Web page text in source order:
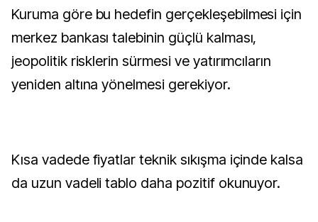
Kuruma göre bu hedefin gerçekleşebilmesi için
merkez bankası talebinin güçlü kalması,
jeopolitik risklerin sürmesi ve yatırımcıların
yeniden altına yönelmesi gerekiyor.
Kısa vadede fiyatlar teknik sıkışma içinde kalsa
da uzun vadeli tablo daha pozitif okunuyor.